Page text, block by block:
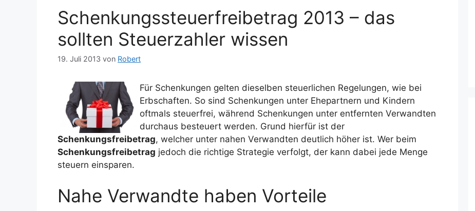
Schenkungssteuerfreibetrag 2013 – das
sollten Steuerzahler wissen
19. Juli 2013 von Robert
Für Schenkungen gelten dieselben steuerlichen Regelungen, wie bei
Erbschaften. So sind Schenkungen unter Ehepartnern und Kindern
oftmals steuerfrei, während Schenkungen unter entfernten Verwandten
durchaus besteuert werden. Grund hierfür ist der
Schenkungsfreibetrag, welcher unter nahen Verwandten deutlich höher ist. Wer beim
Schenkungsfreibetrag jedoch die richtige Strategie verfolgt, der kann dabei jede Menge
steuern einsparen.
Nahe Verwandte haben Vorteile